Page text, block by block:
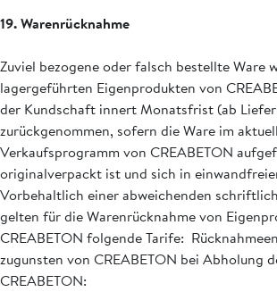
19. Warenrücknahme
Zuviel bezogene oder falsch bestellte Ware
lagergeführten Eigenprodukten von
der Kundschaft innert Monatsfrist (ab
zurückgenommen, sofern die Ware im
Verkaufsprogramm von CREABETON
originalverpackt ist und sich in
Vorbehaltlich einer abweichenden
gelten für die Warenrücknahme von
CREABETON folgende Tarife:
zugunsten von CREABETON bei Abholung
CREABETON: